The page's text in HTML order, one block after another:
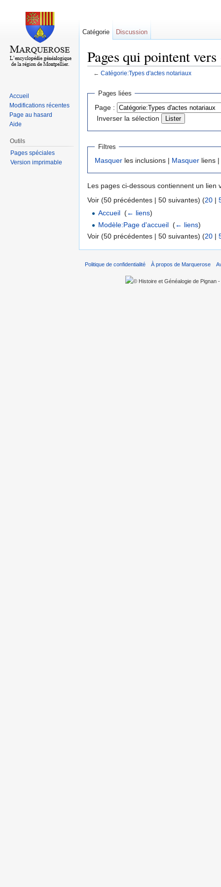
Pages qui pointent
← Catégorie:Types d'actes notariaux
Pages liées
Page :
Inverser la sélection
Filtres
Masquer les inclusions | Masquer liens |
Les pages ci-dessous contiennent un lien
Voir (50 précédentes | 50 suivantes) (20 |
Accueil ‎(← liens)
Modèle:Page d'accueil ‎(← liens)
Voir (50 précédentes | 50 suivantes) (20 |
Catégorie Discussion
Accueil
Modifications récentes
Page au hasard
Aide
Outils
Pages spéciales
Version imprimable
Politique de confidentialité À propos de Marquerose